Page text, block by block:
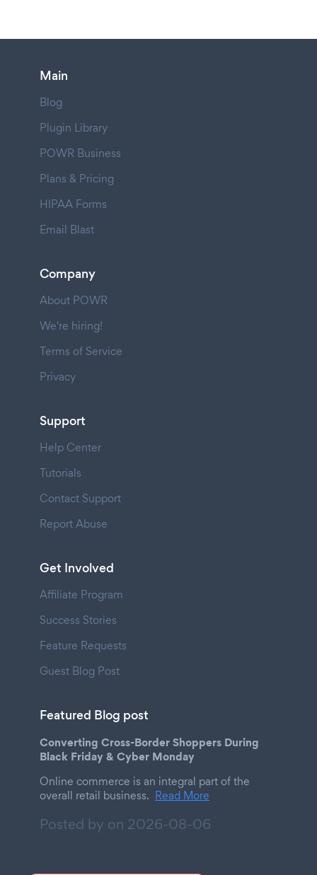
Main
Blog
Plugin Library
POWR Business
Plans & Pricing
HIPAA Forms
Email Blast
Company
About POWR
We're hiring!
Terms of Service
Privacy
Support
Help Center
Tutorials
Contact Support
Report Abuse
Get Involved
Affiliate Program
Success Stories
Feature Requests
Guest Blog Post
Featured Blog post
Converting Cross-Border Shoppers During
Black Friday & Cyber Monday
Online commerce is an integral part of the
overall retail business. Read More
Posted by on 2026-08-06